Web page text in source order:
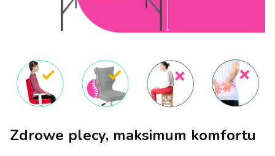
Zdrowe plecy, maksimum komfortu